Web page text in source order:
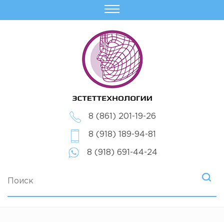
8 (861) 201-19-26
8 (918) 189-94-81
8 (918) 691-44-24